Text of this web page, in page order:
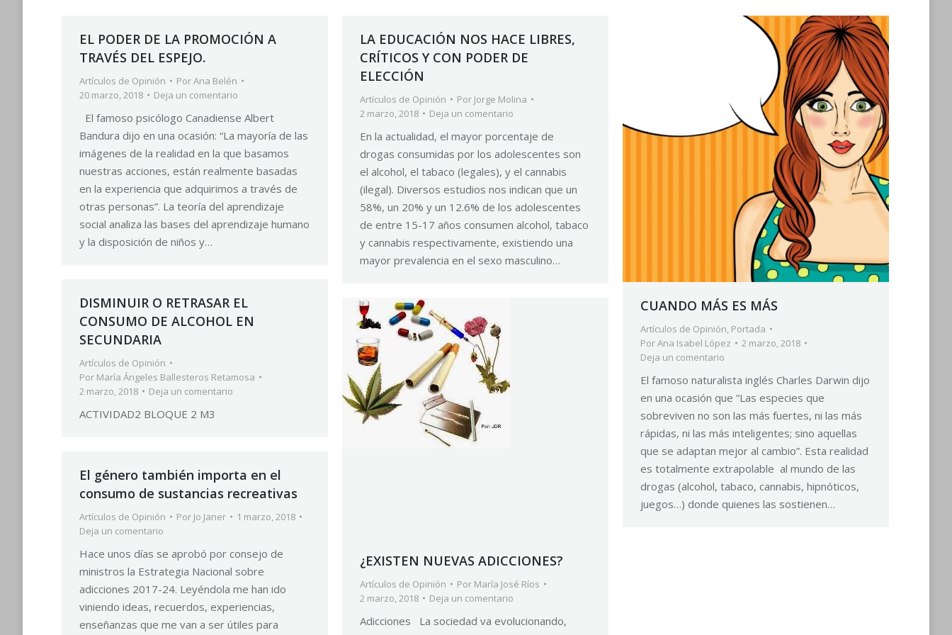
EL PODER DE LA PROMOCIÓN A
TRAVÉS DEL ESPEJO.
Artículos de Opinión PorAna Belén
20 marzo, 2018
Deja un comentario
El famoso psicólogo Canadiense Albert
Bandura dijo en una ocasión: “La mayoría de las
imágenes de la realidad en la que basamos
nuestras acciones, están realmente basadas
en la experiencia que adquirimos a través de
otras personas”. La teoría del aprendizaje
social analiza las bases del aprendizaje humano
y la disposición de niños y…
LA EDUCACIÓN NOS HACE LIBRES,
CRÍTICOS Y CON PODER DE
ELECCIÓN
Artículos de Opinión Por Jorge Molina
2 marzo, 2018
Deja un comentario
En la actualidad, el mayor porcentaje de
drogas consumidas por los adolescentes son
el alcohol, el tabaco (legales), y el cannabis
(ilegal). Diversos estudios nos indican que un
58%, un 20% y un 12.6% de los adolescentes
de entre 15-17 años consumen alcohol, tabaco
y cannabis respectivamente, existiendo una
mayor prevalencia en el sexo masculino…
CUANDO MÁS ES MÁS
Artículos de Opinión, Portada
PorAna Isabel López
2 marzo, 2018
Deja un comentario
El famoso naturalista inglés Charles Darwin dijo
en una ocasión que “Las especies que
sobreviven no son las más fuertes, ni las más
rápidas, ni las más inteligentes; sino aquellas
que se adaptan mejor al cambio”. Esta realidad
es totalmente extrapolable al mundo de las
drogas (alcohol, tabaco, cannabis, hipnóticos,
juegos…) donde quienes las sostienen…
DISMINUIR O RETRASAR EL
CONSUMO DE ALCOHOL EN
SECUNDARIA
Artículos de Opinión
Por María Ángeles Ballesteros Retamosa
2 marzo, 2018
Deja un comentario
ACTIVIDAD2 BLOQUE 2 M3
¿EXISTEN NUEVAS ADICCIONES?
Artículos de Opinión Por María José Ríos
2 marzo, 2018
Deja un comentario
Adicciones La sociedad va evolucionando,
El género también importa en el
consumo de sustancias recreativas
Artículos de Opinión Por Jo Janer
1 marzo, 2018
Deja un comentario
Hace unos días se aprobó por consejo de
ministros la Estrategia Nacional sobre
adicciones 2017-24. Leyéndola me han ido
viniendo ideas, recuerdos, experiencias,
enseñanzas que me van a ser útiles para